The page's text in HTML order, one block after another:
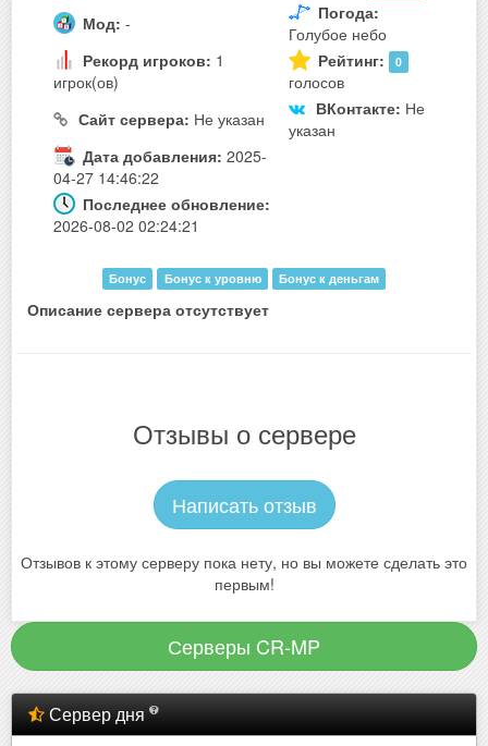
Мод: -
Погода:
Голубое небо
Рекорд игроков: 1
игрок(ов)
Рейтинг: 0
голосов
Сайт сервера: Не указан ВКонтакте: Не
указан
Дата добавления: 2025-
04-27 14:46:22
Последнее обновление:
2026-08-02 02:24:21
Бонус Бонус к уровню Бонус к деньгам
Описание сервера отсутствует
Отзывы о сервере
Написать отзыв
Отзывов к этому серверу пока нету, но вы можете сделать это
первым!
Серверы CR-MP
Сервер дня